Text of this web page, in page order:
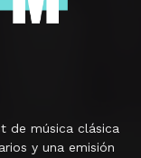
de música clásica
y una emisión